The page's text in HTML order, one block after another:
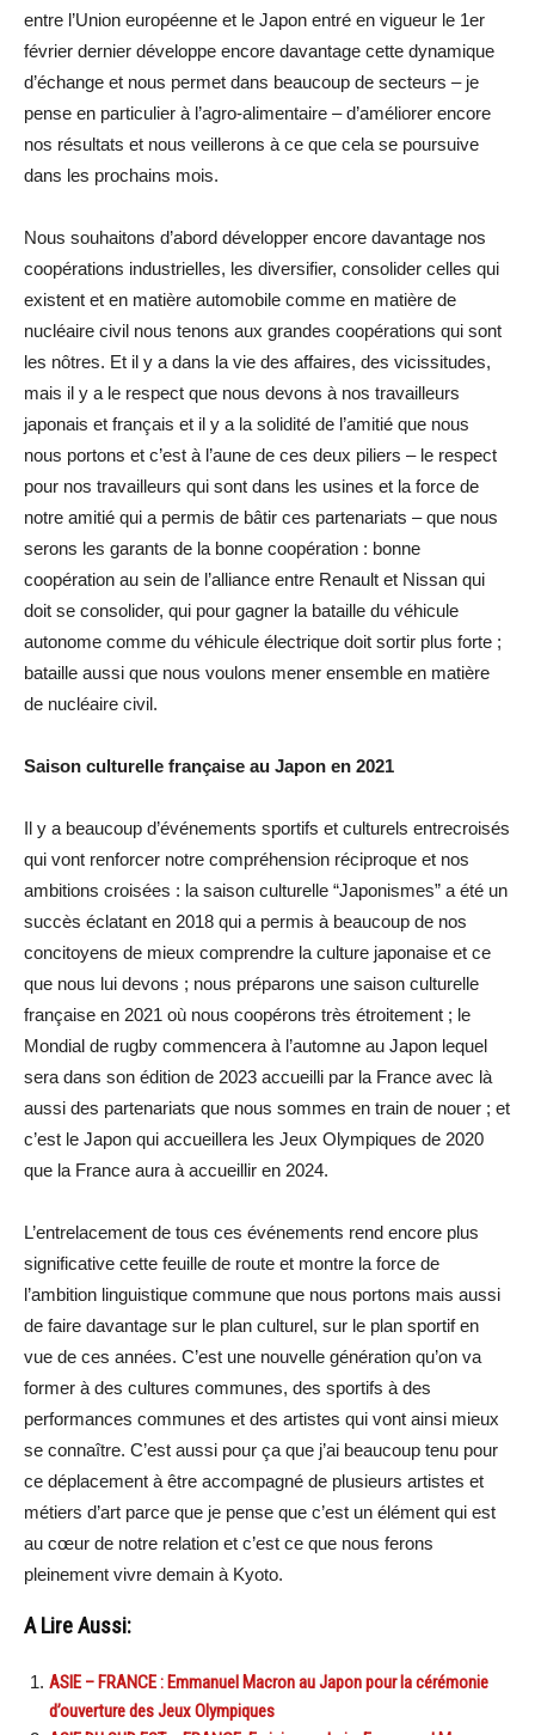
entre l’Union européenne et le Japon entré en vigueur le 1er
février dernier développe encore davantage cette dynamique
d’échange et nous permet dans beaucoup de secteurs – je
pense en particulier à l’agro-alimentaire – d’améliorer encore
nos résultats et nous veillerons à ce que cela se poursuive
dans les prochains mois.
Nous souhaitons d’abord développer encore davantage nos
coopérations industrielles, les diversifier, consolider celles qui
existent et en matière automobile comme en matière de
nucléaire civil nous tenons aux grandes coopérations qui sont
les nôtres. Et il y a dans la vie des affaires, des vicissitudes,
mais il y a le respect que nous devons à nos travailleurs
japonais et français et il y a la solidité de l’amitié que nous
nous portons et c’est à l’aune de ces deux piliers – le respect
pour nos travailleurs qui sont dans les usines et la force de
notre amitié qui a permis de bâtir ces partenariats – que nous
serons les garants de la bonne coopération : bonne
coopération au sein de l’alliance entre Renault et Nissan qui
doit se consolider, qui pour gagner la bataille du véhicule
autonome comme du véhicule électrique doit sortir plus forte ;
bataille aussi que nous voulons mener ensemble en matière
de nucléaire civil.
Saison culturelle française au Japon en 2021
Il y a beaucoup d’événements sportifs et culturels entrecroisés
qui vont renforcer notre compréhension réciproque et nos
ambitions croisées : la saison culturelle “Japonismes” a été un
succès éclatant en 2018 qui a permis à beaucoup de nos
concitoyens de mieux comprendre la culture japonaise et ce
que nous lui devons ; nous préparons une saison culturelle
française en 2021 où nous coopérons très étroitement ; le
Mondial de rugby commencera à l’automne au Japon lequel
sera dans son édition de 2023 accueilli par la France avec là
aussi des partenariats que nous sommes en train de nouer ; et
c’est le Japon qui accueillera les Jeux Olympiques de 2020
que la France aura à accueillir en 2024.
L’entrelacement de tous ces événements rend encore plus
significative cette feuille de route et montre la force de
l’ambition linguistique commune que nous portons mais aussi
de faire davantage sur le plan culturel, sur le plan sportif en
vue de ces années. C’est une nouvelle génération qu’on va
former à des cultures communes, des sportifs à des
performances communes et des artistes qui vont ainsi mieux
se connaître. C’est aussi pour ça que j’ai beaucoup tenu pour
ce déplacement à être accompagné de plusieurs artistes et
métiers d’art parce que je pense que c’est un élément qui est
au cœur de notre relation et c’est ce que nous ferons
pleinement vivre demain à Kyoto.
A Lire Aussi:
ASIE – FRANCE : Emmanuel Macron au Japon pour la cérémonie
d’ouverture des Jeux Olympiques